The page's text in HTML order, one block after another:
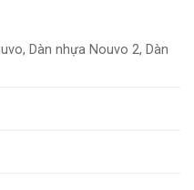
Dàn nhựa Nouvo 2, Dàn